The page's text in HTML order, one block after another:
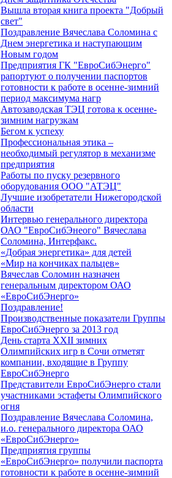
Вышла вторая книга проекта "Добрый
свет"
Поздравление Вячеслава Соломина с
Днем энергетика и наступающим
Новым годом
Предприятия ГК "ЕвроСибЭнерго"
рапортуют о получении паспортов
готовности к работе в осенне-зимний
период максимума нагр
Автозаводская ТЭЦ готова к осенне-
зимним нагрузкам
Бегом к успеху
Профессиональная этика –
необходимый регулятор в механизме
предприятия
Работы по пуску резервного
оборудования ООО "АТЭЦ"
Лучшие изобретатели Нижегородской
области
Интервью генерального директора
ОАО "ЕвроСибЭнеого" Вячеслава
Соломина, Интерфакс.
«Добрая энергетика» для детей
«Мир на кончиках пальцев»
Вячеслав Соломин назначен
генеральным директором ОАО
«ЕвроСибЭнерго»
Поздравление!
Производственные показатели Группы
ЕвроСибЭнерго за 2013 год
День старта XXII зимних
Олимпийских игр в Сочи отметят
компании, входящие в Группу
ЕвроСибЭнерго
Представители ЕвроСибЭнерго стали
участниками эстафеты Олимпийского
огня
Поздравление Вячеслава Соломина,
и.о. генерального директора ОАО
«ЕвроСибЭнерго»
Предприятия группы
«ЕвроСибЭнерго» получили паспорта
готовности к работе в осенне-зимний